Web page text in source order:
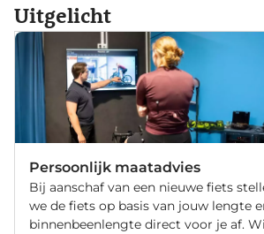
Uitgelicht
Persoonlijk maatadvies
Bij aanschaf van een nieuwe fiets
we de fiets op basis van jouw lengte
binnenbeenlengte direct voor je af.